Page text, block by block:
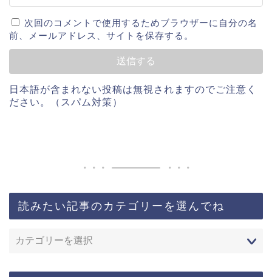
次回のコメントで使用するためブラウザーに自分の名
前、メールアドレス、サイトを保存する。
日本語が含まれない投稿は無視されますのでご注意く
ださい。（スパム対策）
読みたい記事のカテゴリーを選んでね